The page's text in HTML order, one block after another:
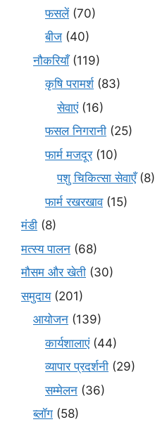
फसलें(70)
बीज (40)
नौकरियाँ(119)
कृषि परामर्श(83)
सेवाएं(16)
फसल निगरानी (25)
फार्म मजदूर(10)
पशु चिकित्सा सेवाएँ(8)
फार्म रखरखाव(15)
मंडी (8)
मत्स्य पालन (68)
मौसम और खेती (30)
समुदाय(201)
आयोजन (139)
कार्यशालाएं(44)
व्यापार प्रदर्शनी (29)
सम्मेलन (36)
ब्लॉग (58)